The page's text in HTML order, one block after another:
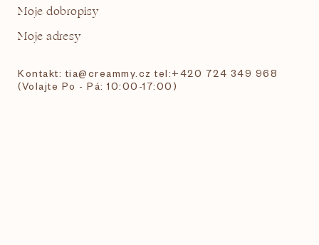
Moje dobropisy
Moje adresy
Kontakt: tia@creammy.cz tel:+420 724 349 968
(Volajte Po - Pá: 10:00-17:00)